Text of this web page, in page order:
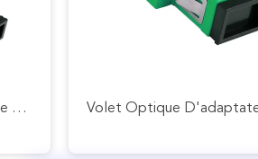
Connecteur Duplex Recto De Fibre Optique De Fibre De Quadruple Du SM Millimètre D'adaptateur De FTTB